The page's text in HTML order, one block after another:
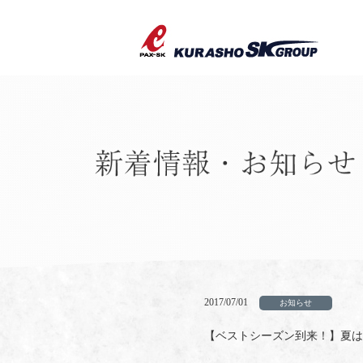
2017/07/01 お知らせ
【ベストシーズン到来！】夏